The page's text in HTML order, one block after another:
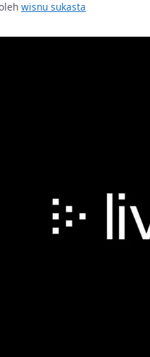
wisnu sukasta